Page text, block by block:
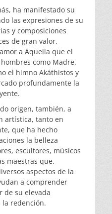
ha manifestado su
las expresiones de su
y composiciones
de gran valor,
a Aquella que el
como Madre.
el himno Akáthistos y
profundamente la
origen, también, a
artística, tanto en
que ha hecho
la belleza
escultores, músicos
maestras que,
aspectos de la
a comprender
de su elevada
redención.